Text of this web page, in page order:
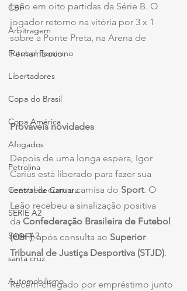
CBF
Arbitragem
Futebol Feminino
Libertadores
Copa do Brasil
Copa América
Afogados
Petrolina
Central de Caruaru
SÉRIE A2
Série A2
santa cruz
Automobilismo
Leão em oito partidas da Série B. O
jogador retorno na vitória por 3 x 1
sobre a Ponte Preta, na Arena de
Pernambuco.
Prováveis novidades
Depois de uma longa espera, Igor
Cariús está liberado para fazer sua
reestreia com a camisa do Sport. O
Leão recebeu a sinalização positiva
da Confederação Brasileira de Futebol
(CBF), após consulta ao Superior
Tribunal de Justiça Desportiva (STJD).
Recém-chegado por empréstimo junto